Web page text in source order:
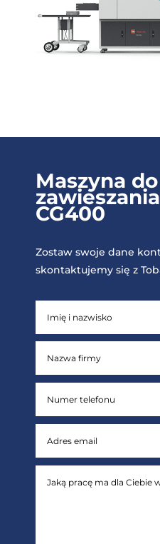
Maszyna do
CG400
Zostaw swoje dane
skontaktujemy się z